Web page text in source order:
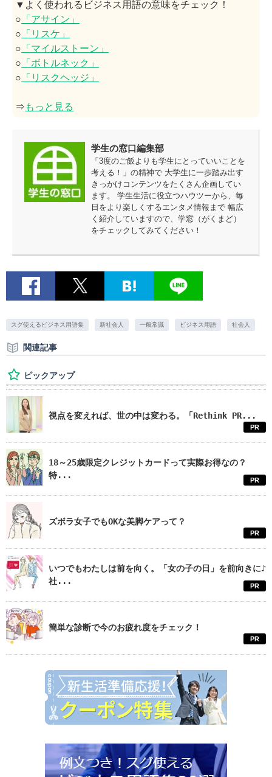
▼よく使われるビジネス用語の意味をチェック！
○ 「アサイン」
○ 「リスケ」
○ 「マイルストーン」
○ 「ボトルネック」
○ 「リスクヘッジ」
⇒ もっと見る
学生の窓口編集部
「3度のご飯よりも学生にとっていいことを
考える！」の精神で 大学生に一歩踏み出す
きっかけコンテンツをたくさん企画してい
ます。 学生生活に役立つハウツーから、毎
日をより楽しくするエンタメ情報まで 幅広
く紹介していますので、学窓（がくまど）
をチェックしてみてください！
スグ使えるビジネス用語集 新社会人 一般常識 ビジネス用語 社会人
関連記事
ピックアップ
視点を変えれば、世の中は変わる。「Rethink PR...
PR
18～25歳限定クレジットカードって実際お得なの？
特...
PR
ズボラ女子でもOKな美脚ケアって？
PR
いつでもわたしは前を向く。「女の子の日」を前向きに♪
社...
PR
簡単な診断で今のお疲れ度をチェック！
PR